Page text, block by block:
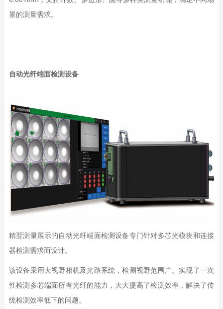
景的测量需求。
自动光纤端面检测设备
精翌测量展示的自动光纤端面检测设备专门针对多芯光模块和连接
器检测需求而设计。
该设备采用大视野相机及光路系统，检测视野范围广。实现了一次
性检测多芯端面所有光纤的能力，大大提高了检测效率，解决了传
统检测效率低下的问题。